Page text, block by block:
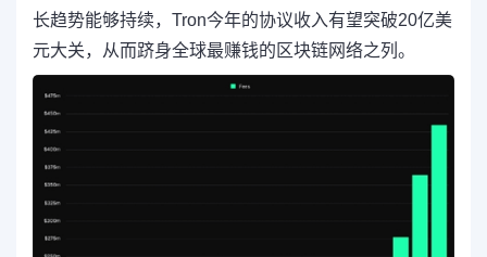
长趋势能够持续，Tron今年的协议收入有望突破20亿美
元大关，从而跻身全球最赚钱的区块链网络之列。